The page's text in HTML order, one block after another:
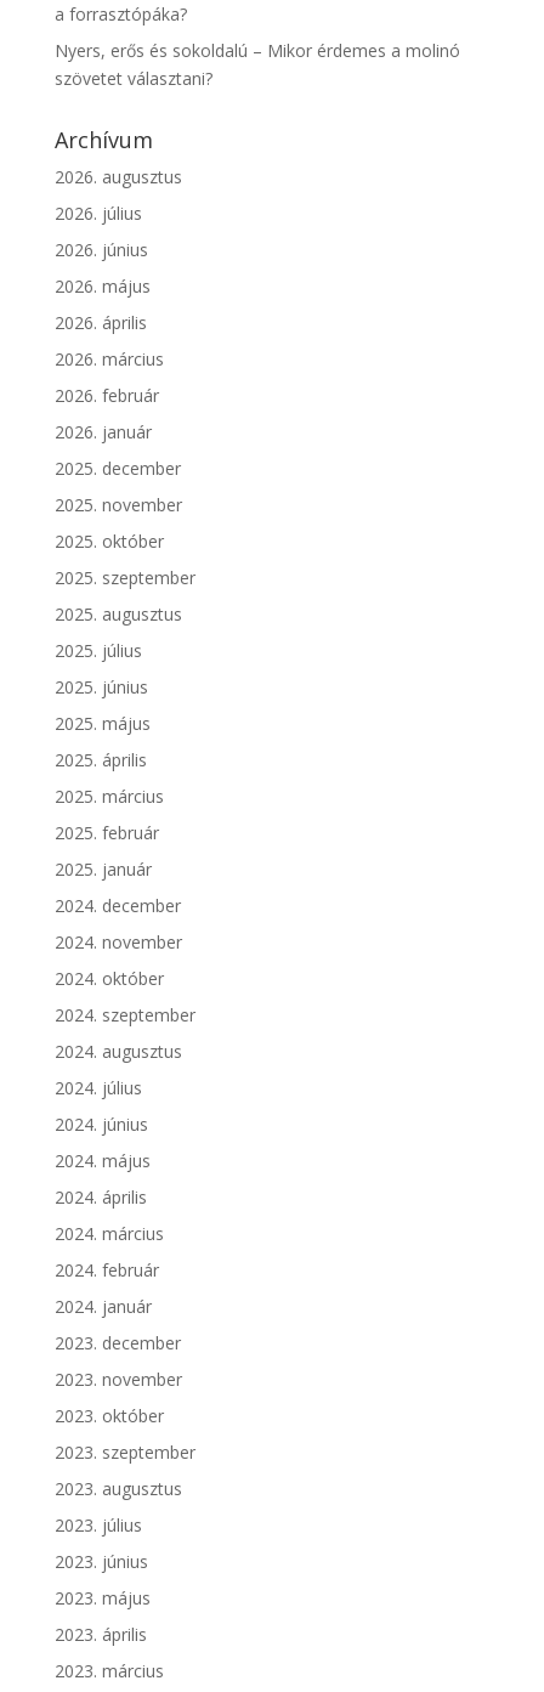
a forrasztópáka?
Nyers, erős és sokoldalú – Mikor érdemes a molinó
szövetet választani?
Archívum
2026. augusztus
2026. július
2026. június
2026. május
2026. április
2026. március
2026. február
2026. január
2025. december
2025. november
2025. október
2025. szeptember
2025. augusztus
2025. július
2025. június
2025. május
2025. április
2025. március
2025. február
2025. január
2024. december
2024. november
2024. október
2024. szeptember
2024. augusztus
2024. július
2024. június
2024. május
2024. április
2024. március
2024. február
2024. január
2023. december
2023. november
2023. október
2023. szeptember
2023. augusztus
2023. július
2023. június
2023. május
2023. április
2023. március